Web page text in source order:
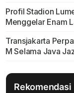
Profil Stadion
Menggelar Enam
Transjakarta
M Selama Java
Rekomendasi